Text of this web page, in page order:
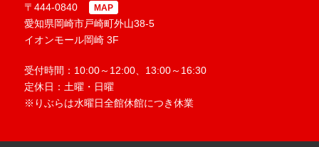
〒444-0840
MAP
愛知県岡崎市戸崎町外山38-5
イオンモール岡崎 3F
受付時間：10:00～12:00、13:00～16:30
定休日：土曜・日曜
※りぶらは水曜日全館休館につき休業